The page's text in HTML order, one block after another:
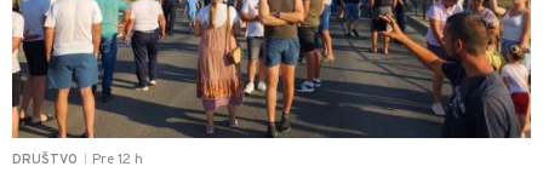
DRUŠTVO Pre 12 h